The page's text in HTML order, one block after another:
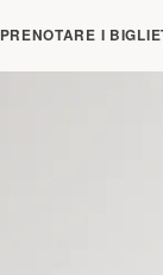
Chiuso:apre
PRENOTARE I